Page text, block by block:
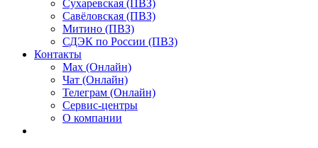
Сухаревская (ПВЗ)
Савёловская (ПВЗ)
Митино (ПВЗ)
СДЭК по России (ПВЗ)
Контакты
Max (Онлайн)
Чат (Онлайн)
Телеграм (Онлайн)
Сервис-центры
О компании